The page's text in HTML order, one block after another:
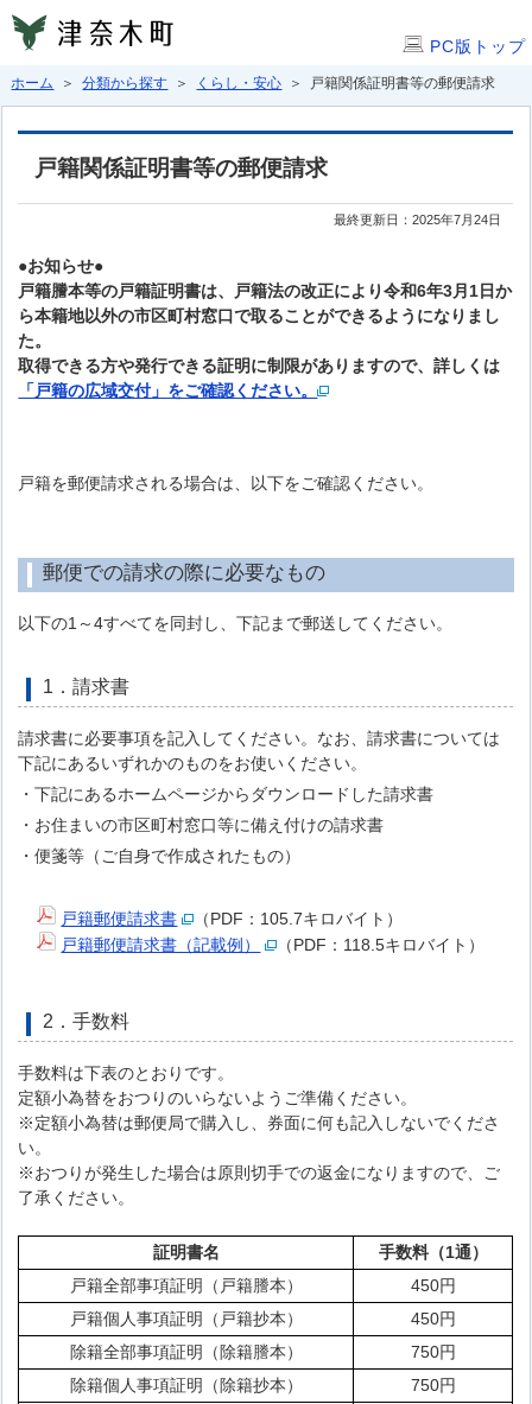
PC版トップ
ホーム ＞分類から探す ＞ くらし・安心 ＞ 戸籍関係証明書等の郵便請求
戸籍関係証明書等の郵便請求
最終更新日：2025年7月24日
●お知らせ●
戸籍謄本等の戸籍証明書は、戸籍法の改正により令和6年3月1日か
ら本籍地以外の市区町村窓口で取ることができるようになりまし
た。
取得できる方や発行できる証明に制限がありますので、詳しくは
「戸籍の広域交付」をご確認ください。
戸籍を郵便請求される場合は、以下をご確認ください。
郵便での請求の際に必要なもの
以下の1～4すべてを同封し、下記まで郵送してください。
1．請求書
請求書に必要事項を記入してください。なお、請求書については
下記にあるいずれかのものをお使いください。
・下記にあるホームページからダウンロードした請求書
・お住まいの市区町村窓口等に備え付けの請求書
・便箋等（ご自身で作成されたもの）
戸籍郵便請求書
（PDF：105.7キロバイト）
戸籍郵便請求書（記載例）
（PDF：118.5キロバイト）
2．手数料
手数料は下表のとおりです。
定額小為替をおつりのいらないようご準備ください。
※定額小為替は郵便局で購入し、券面に何も記入しないでくださ
い。
※おつりが発生した場合は原則切手での返金になりますので、ご
了承ください。
証明書名
手数料（1通）
戸籍全部事項証明（戸籍謄本）
450円
戸籍個人事項証明（戸籍抄本）
450円
除籍全部事項証明（除籍謄本）
750円
除籍個人事項証明（除籍抄本）
750円